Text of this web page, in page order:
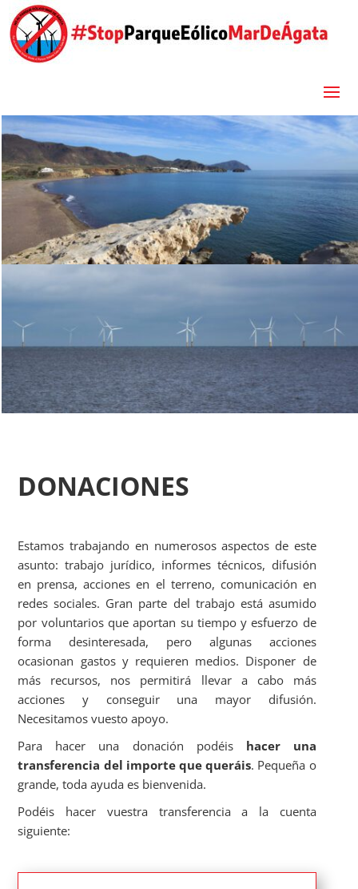
DONACIONES
Estamos trabajando en numerosos aspectos de este
asunto: trabajo jurídico, informes técnicos, difusión
en prensa, acciones en el terreno, comunicación en
redes sociales. Gran parte del trabajo está asumido
por voluntarios que aportan su tiempo y esfuerzo de
forma desinteresada, pero algunas acciones
ocasionan gastos y requieren medios. Disponer de
más recursos, nos permitirá llevar a cabo más
acciones y conseguir una mayor difusión.
Necesitamos vuesto apoyo.
Para hacer una donación podéis hacer una
transferencia del importe que queráis. Pequeña o
grande, toda ayuda es bienvenida.
Podéis hacer vuestra transferencia a la cuenta
siguiente: